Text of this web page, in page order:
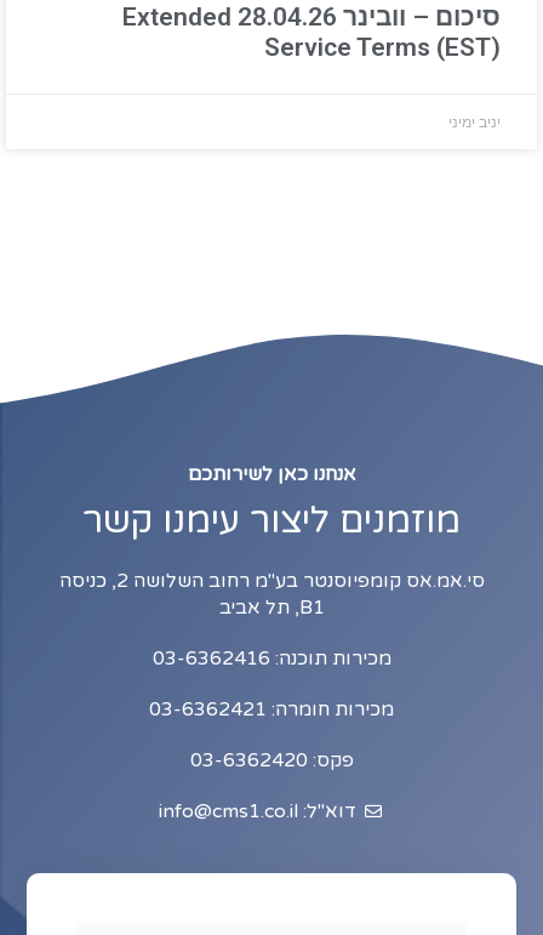
סיכום – וובינר 28.04.26 Extended
Service Terms (EST)
יניב ימיני
אנחנו כאן לשירותכם
מוזמנים ליצור עימנו קשר
סי.אמ.אס קומפיוסנטר בע"מ רחוב השלושה 2, כניסה
B1, תל אביב
מכירות תוכנה: 03-6362416
מכירות חומרה: 03-6362421
פקס: 03-6362420
דוא"ל: info@cms1.co.il